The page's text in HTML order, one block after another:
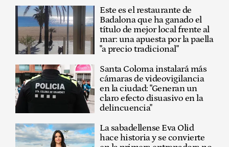
Este es el restaurante de
Badalona que ha ganado el
título de mejor local frente al
mar: una apuesta por la paella
"a precio tradicional"
Santa Coloma instalará más
cámaras de videovigilancia
en la ciudad: "Generan un
claro efecto disuasivo en la
delincuencia"
La sabadellense Eva Olid
hace historia y se convierte